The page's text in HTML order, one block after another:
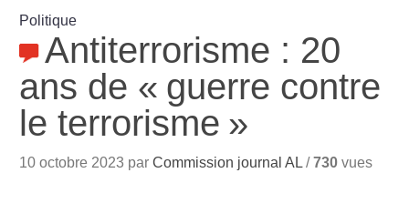
Politique
Antiterrorisme : 20
ans de « guerre contre
le terrorisme »
10 octobre 2023 parCommission journal AL /730 vues